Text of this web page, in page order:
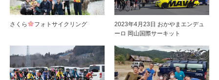
さくら フォトサイクリング
2023年4月23日 おかやまエンデュ
ーロ 岡山国際サーキット